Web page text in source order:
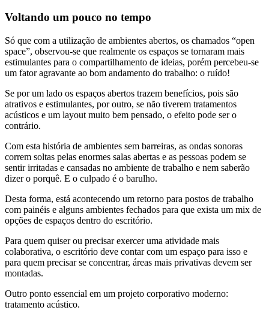
Voltando um pouco no tempo
Só que com a utilização de ambientes abertos, os chamados “open
space”, observou-se que realmente os espaços se tornaram mais
estimulantes para o compartilhamento de ideias, porém percebeu-se
um fator agravante ao bom andamento do trabalho: o ruído!
Se por um lado os espaços abertos trazem benefícios, pois são
atrativos e estimulantes, por outro, se não tiverem tratamentos
acústicos e um layout muito bem pensado, o efeito pode ser o
contrário.
Com esta história de ambientes sem barreiras, as ondas sonoras
correm soltas pelas enormes salas abertas e as pessoas podem se
sentir irritadas e cansadas no ambiente de trabalho e nem saberão
dizer o porquê. E o culpado é o barulho.
Desta forma, está acontecendo um retorno para postos de trabalho
com painéis e alguns ambientes fechados para que exista um mix de
opções de espaços dentro do escritório.
Para quem quiser ou precisar exercer uma atividade mais
colaborativa, o escritório deve contar com um espaço para isso e
para quem precisar se concentrar, áreas mais privativas devem ser
montadas.
Outro ponto essencial em um projeto corporativo moderno:
tratamento acústico.